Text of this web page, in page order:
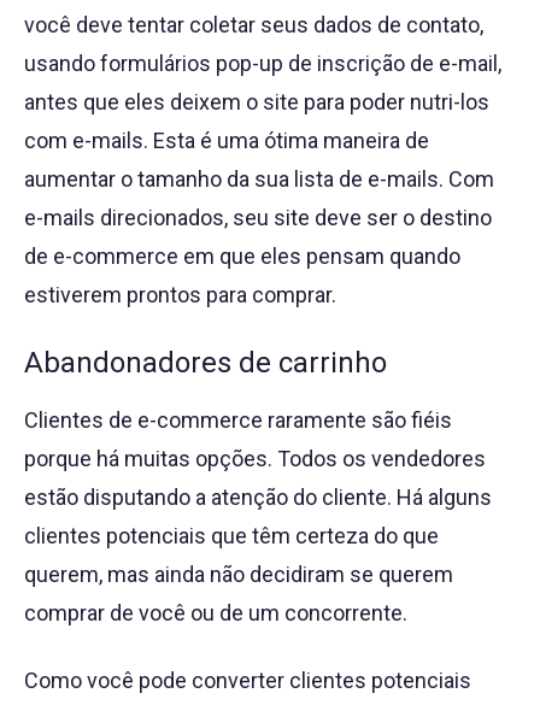
você deve tentar coletar seus dados de contato,
usando formulários pop-up de inscrição de e-mail,
antes que eles deixem o site para poder nutri-los
com e-mails. Esta é uma ótima maneira de
aumentar o tamanho da sua lista de e-mails. Com
e-mails direcionados, seu site deve ser o destino
de e-commerce em que eles pensam quando
estiverem prontos para comprar.
Abandonadores de carrinho
Clientes de e-commerce raramente são fiéis
porque há muitas opções. Todos os vendedores
estão disputando a atenção do cliente. Há alguns
clientes potenciais que têm certeza do que
querem, mas ainda não decidiram se querem
comprar de você ou de um concorrente.
Como você pode converter clientes potenciais